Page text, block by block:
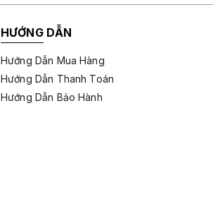
HƯỚNG DẪN
Hướng Dẫn Mua Hàng
Hướng Dẫn Thanh Toán
Hướng Dẫn Bảo Hành